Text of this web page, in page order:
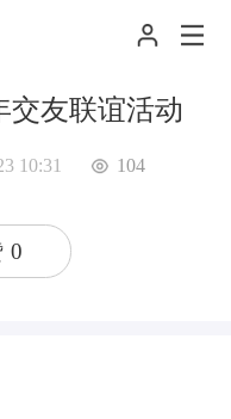
交友联谊活动
10:31 104
0